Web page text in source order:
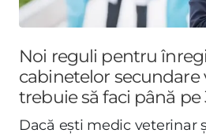
Noi reguli pentru
cabinetelor secundare
trebuie să faci până
Dacă ești medic veterinar